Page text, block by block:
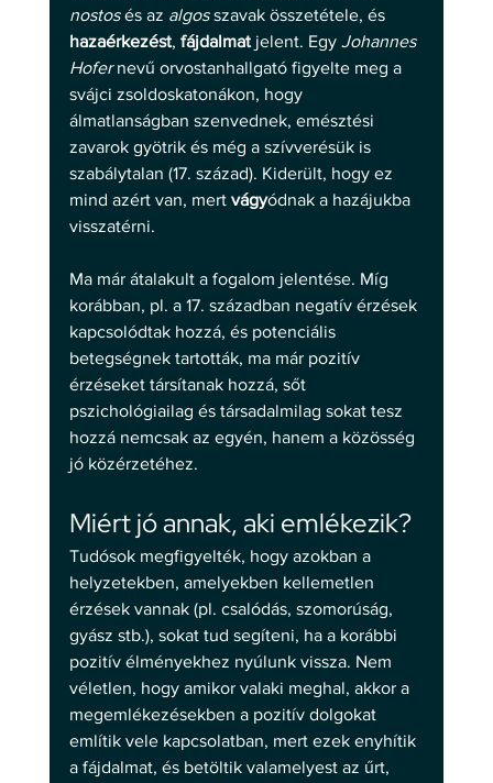
nostos és az algos szavak összetétele, és
hazaérkezést, fájdalmat jelent. Egy Johannes
Hofer nevű orvostanhallgató figyelte meg a
svájci zsoldoskatonákon, hogy
álmatlanságban szenvednek, emésztési
zavarok gyötrik és még a szívverésük is
szabálytalan (17. század). Kiderült, hogy ez
mind azért van, mert vágyódnak a hazájukba
visszatérni.
Ma már átalakult a fogalom jelentése. Míg
korábban, pl. a 17. században negatív érzések
kapcsolódtak hozzá, és potenciális
betegségnek tartották, ma már pozitív
érzéseket társítanak hozzá, sőt
pszichológiailag és társadalmilag sokat tesz
hozzá nemcsak az egyén, hanem a közösség
jó közérzetéhez.
Miért jó annak, aki emlékezik?
Tudósok megfigyelték, hogy azokban a
helyzetekben, amelyekben kellemetlen
érzések vannak (pl. csalódás, szomorúság,
gyász stb.), sokat tud segíteni, ha a korábbi
pozitív élményekhez nyúlunk vissza. Nem
véletlen, hogy amikor valaki meghal, akkor a
megemlékezésekben a pozitív dolgokat
említik vele kapcsolatban, mert ezek enyhítik
a fájdalmat, és betöltik valamelyest az űrt,